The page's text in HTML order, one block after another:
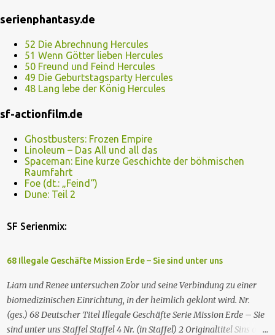
serienphantasy.de
52 Die Abrechnung Hercules
51 Wenn Götter lieben Hercules
50 Freund und Feind Hercules
49 Die Geburtstagsparty Hercules
48 Lang lebe der König Hercules
sf-actionfilm.de
Ghostbusters: Frozen Empire
Linoleum – Das All und all das
Spaceman: Eine kurze Geschichte der böhmischen
Raumfahrt
Foe (dt.: „Feind“)
Dune: Teil 2
SF Serienmix:
68 Illegale Geschäfte Mission Erde – Sie sind unter uns
Liam und Renee untersuchen Zo'or und seine Verbindung zu einer
biomedizinischen Einrichtung, in der heimlich geklont wird. Nr.
(ges.) 68 Deutscher Titel Illegale Geschäfte Serie Mission Erde – Sie
sind unter uns Staffel Staffel 4 Nr. (in Staffel) 2 Original­titel Sins of